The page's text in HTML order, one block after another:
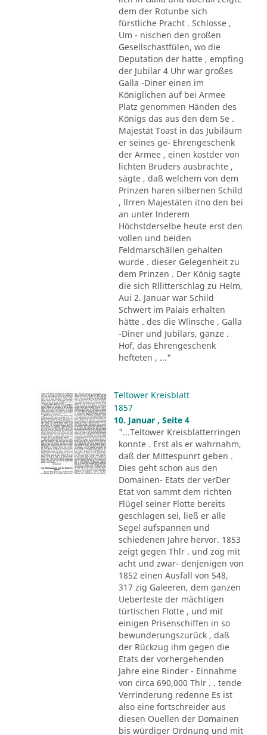
dem der Rotunbe sich
fürstliche Pracht . Schlosse ,
Um - nischen den großen
Gesellschastfülen, wo die
Deputation der hatte , empfing
der Jubilar 4 Uhr war großes
Galla -Diner einen im
Königlichen auf bei Armee
Platz genommen Händen des
Königs das aus den dem Se .
Majestät Toast in das Jubiläum
er seines ge- Ehrengeschenk
der Armee , einen kostder von
lichten Bruders ausbrachte ,
sägte , daß welchem von dem
Prinzen haren silbernen Schild
, llrren Majestäten itno den bei
an unter lnderem
Höchstderselbe heute erst den
vollen und beiden
Feldmarschällen gehalten
wurde . dieser Gelegenheit zu
dem Prinzen . Der König sagte
die sich Rllitterschlag zu Helm,
Aui 2. Januar war Schild
Schwert im Palais erhalten
hätte . des die Wlinsche , Galla
-Diner und Jubilars, ganze .
Hof, das Ehrengeschenk
hefteten , ..."
Teltower Kreisblatt
1857
10. Januar , Seite 4
"...Teltower Kreisblatterringen
konnte . Erst als er wahrnahm,
daß der Mittespunrt geben .
Dies geht schon aus den
Domainen- Etats der verDer
Etat von sammt dem richten
Flügel seiner Flotte bereits
geschlagen sei, ließ er alle
Segel aufspannen und
schiedenen Jahre hervor. 1853
zeigt gegen Thlr . und zog mit
acht und zwar- denjenigen von
1852 einen Ausfall von 548,
317 zig Galeeren, dem ganzen
Ueberteste der mächtigen
türtischen Flotte , und mit
einigen Prisenschiffen in so
bewunderungszurück , daß
der Rückzug ihm gegen die
Etats der vorhergehenden
Jahre eine Rinder - Einnahme
von circa 690,000 Thlr . . tende
Verrinderung redenne Es ist
also eine fortschreider aus
diesen Ouellen der Domainen
bis würdiger Ordnung und mit